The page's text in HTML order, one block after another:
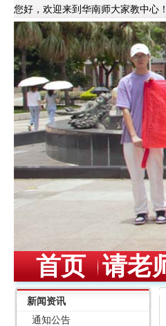
您好，欢迎来到华南师大家教中心！
首页 请老
新闻资讯
通知公告